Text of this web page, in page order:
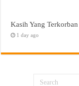
Kasih Yang
1 day ago